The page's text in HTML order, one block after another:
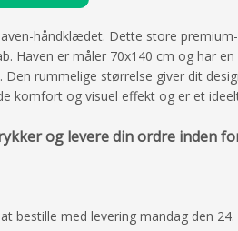
håndklædet. Dette store
Haven er måler 70x140 cm og har
rummelige størrelse giver dit
komfort og visuel effekt og er et
og levere din ordre inden
bestille med levering mandag den 24.